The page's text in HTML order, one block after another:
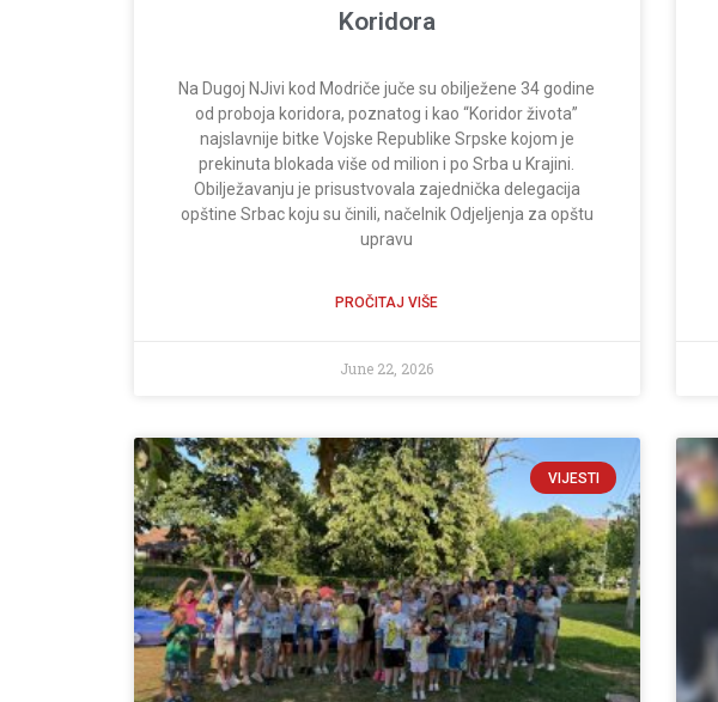
Koridora
Na Dugoj NJivi kod Modriče juče su obilježene 34 godine
od proboja koridora, poznatog i kao “Koridor života”
najslavnije bitke Vojske Republike Srpske kojom je
prekinuta blokada više od milion i po Srba u Krajini.
Obilježavanju je prisustvovala zajednička delegacija
opštine Srbac koju su činili, načelnik Odjeljenja za opštu
upravu
PROČITAJ VIŠE
June 22, 2026
VIJESTI